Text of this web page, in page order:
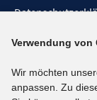
Barrieren melden
Social-Media-
Verwendung von
Wir möchten
anpassen. Zu